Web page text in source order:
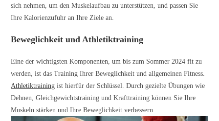
sich nehmen, um den Muskelaufbau zu unterstützen, und passen Sie
Ihre Kalorienzufuhr an Ihre Ziele an.
Beweglichkeit und Athletiktraining
Eine der wichtigsten Komponenten, um bis zum Sommer 2024 fit zu
werden, ist das Training Ihrer Beweglichkeit und allgemeinen Fitness.
Athletiktraining ist hierfür der Schlüssel. Durch gezielte Übungen wie
Dehnen, Gleichgewichtstraining und Krafttraining können Sie Ihre
Muskeln stärken und Ihre Beweglichkeit verbessern